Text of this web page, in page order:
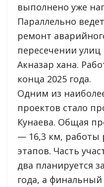
выполнено уже
Параллельно
ремонт
пересечении
Акназар хана.
конца 2025 года.
Одним из
проектов стало
Кунаева. Общая
— 16,3 км, работы
этапов. Часть
два планируется
года, а